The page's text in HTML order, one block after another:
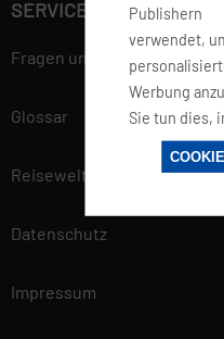
Publishern
verwendet,
Werbung
Sie tun dies,
sie Besucher
Websites
SERVICE
Fragen und Antworten
Glossar
Reisewelt
Datenschutz
Impressum